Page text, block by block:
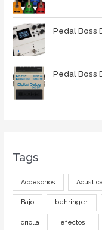
Pedal Boss
Pedal Boss
Tags
Accesorios
Bajo behringer
criolla efectos